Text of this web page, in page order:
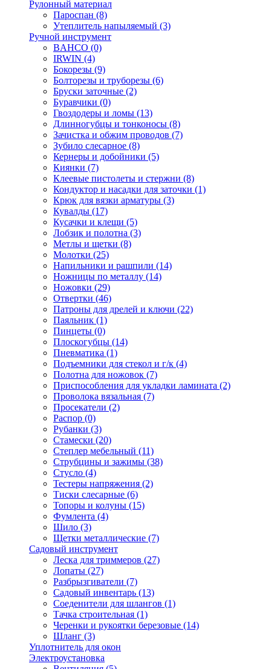
Рулонный материал
Пароспан (8)
Утеплитель напыляемый (3)
Ручной инструмент
BAHCO (0)
IRWIN (4)
Бокорезы (9)
Болторезы и труборезы (6)
Бруски заточные (2)
Буравчики (0)
Гвоздодеры и ломы (13)
Длинногубцы и тонконосы (8)
Зачистка и обжим проводов (7)
Зубило слесарное (8)
Кернеры и добойники (5)
Киянки (7)
Клеевые пистолеты и стержни (8)
Кондуктор и насадки для заточки (1)
Крюк для вязки арматуры (3)
Кувалды (17)
Кусачки и клещи (5)
Лобзик и полотна (3)
Метлы и щетки (8)
Молотки (25)
Напильники и рашпили (14)
Ножницы по металлу (14)
Ножовки (29)
Отвертки (46)
Патроны для дрелей и ключи (22)
Паяльник (1)
Пинцеты (0)
Плоскогубцы (14)
Пневматика (1)
Подъемники для стекол и г/к (4)
Полотна для ножовок (7)
Приспособления для укладки ламината (2)
Проволока вязальная (7)
Просекатели (2)
Распор (0)
Рубанки (3)
Стамески (20)
Степлер мебельный (11)
Струбцины и зажимы (38)
Стусло (4)
Тестеры напряжения (2)
Тиски слесарные (6)
Топоры и колуны (15)
Фумлента (4)
Шило (3)
Щетки металлические (7)
Садовый инструмент
Леска для триммеров (27)
Лопаты (27)
Разбрызгиватели (7)
Садовый инвентарь (13)
Соеденители для шлангов (1)
Тачка строительная (1)
Черенки и рукоятки березовые (14)
Шланг (3)
Уплотнитель для окон
Электроустановка